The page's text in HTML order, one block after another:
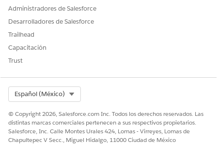
Administradores de Salesforce
Desarrolladores de Salesforce
Trailhead
Capacitación
Trust
Español (México)
© Copyright 2026, Salesforce.com Inc. Todos los derechos reservados. Las
distintas marcas comerciales pertenecen a sus respectivos propietarios.
Salesforce, Inc. Calle Montes Urales 424, Lomas - Virreyes, Lomas de
Chapultepec V Secc., Miguel Hidalgo, 11000 Ciudad de México